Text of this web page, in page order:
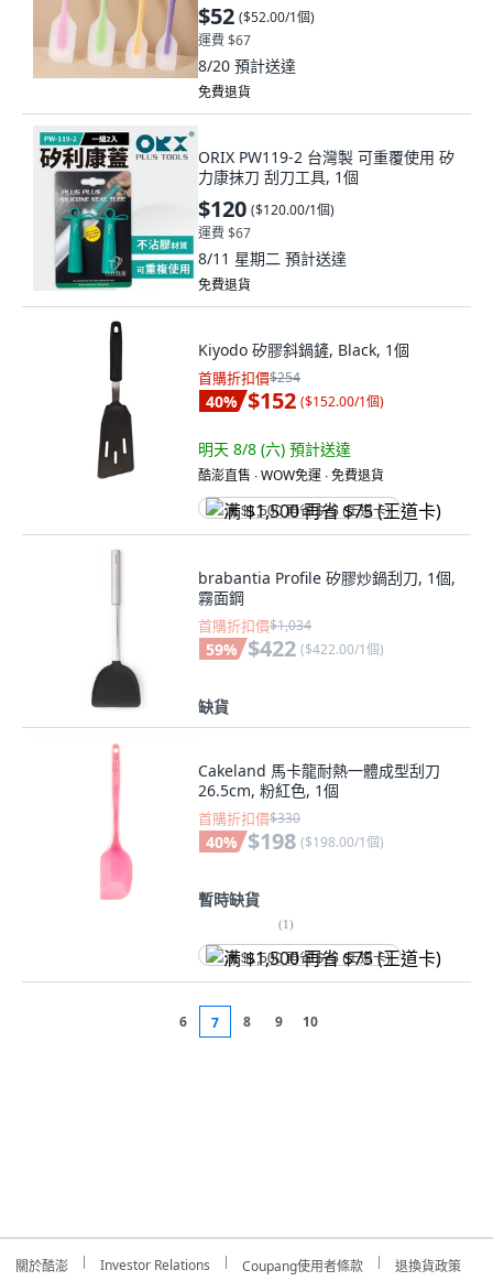
$52 ($52.00/1個)
運費 $67
8/20 預計送達
免費退貨
ORIX PW119-2 台灣製 可重覆使用 矽
力康抹刀 刮刀工具, 1個
$120 ($120.00/1個)
運費 $67
8/11 星期二 預計送達
免費退貨
Kiyodo 矽膠斜鍋鏟, Black, 1個
首購折扣價$254
40% $152 ($152.00/1個)
明天 8/8 (六) 預計送達
酷澎直售 ∙ WOW免運 ∙ 免費退貨
满 $1,500 再省 $75 (王道卡)
brabantia Profile 矽膠炒鍋刮刀, 1個,
霧面鋼
首購折扣價$1,034
59% $422 ($422.00/1個)
缺貨
Cakeland 馬卡龍耐熱一體成型刮刀
26.5cm, 粉紅色, 1個
首購折扣價$330
40% $198 ($198.00/1個)
暫時缺貨
(1)
满 $1,500 再省 $75 (王道卡)
6 7 8 9 10
關於酷澎 Investor Relations Coupang使用者條款 退換貨政策